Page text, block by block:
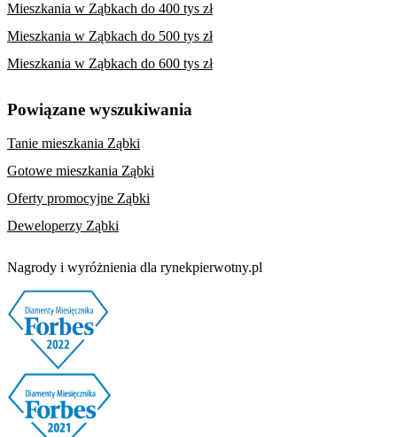
Mieszkania w Ząbkach do 400 tys zł
Mieszkania w Ząbkach do 500 tys zł
Mieszkania w Ząbkach do 600 tys zł
Powiązane wyszukiwania
Tanie mieszkania Ząbki
Gotowe mieszkania Ząbki
Oferty promocyjne Ząbki
Deweloperzy Ząbki
Nagrody i wyróżnienia dla rynekpierwotny.pl